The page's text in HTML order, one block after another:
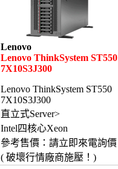
Lenovo
Lenovo ThinkSystem ST550
7X10S3J300
Lenovo ThinkSystem ST550
7X10S3J300
直立式Server>
Intel四核心Xeon
參考售價：請立即來電詢價
( 破壞行情廠商施壓！)